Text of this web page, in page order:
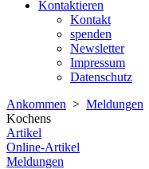
Kontaktieren
Kontakt
spenden
Newsletter
Impressum
Datenschutz­
Ankommen > Meldungen
Kochens
Artikel
Online-Artikel
Meldungen